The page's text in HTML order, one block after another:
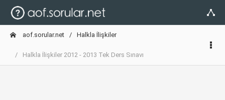
aof.sorular.net Halkla İlişkiler
Halkla İlişkiler 2012 - 2013 Tek Ders Sınavı